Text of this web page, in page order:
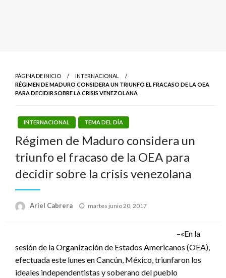
PÁGINA DE INICIO
INTERNACIONAL
RÉGIMEN DE MADURO CONSIDERA UN TRIUNFO EL FRACASO DE LA OEA
PARA DECIDIR SOBRE LA CRISIS VENEZOLANA
INTERNACIONAL TEMA DEL DÍA
Régimen de Maduro considera un
triunfo el fracaso de la OEA para
decidir sobre la crisis venezolana
Ariel Cabrera
Publicado
martes junio 20, 2017
–«En la
sesión de la Organización de Estados Americanos (OEA),
efectuada este lunes en Cancún, México, triunfaron los
ideales independentistas y soberano del pueblo